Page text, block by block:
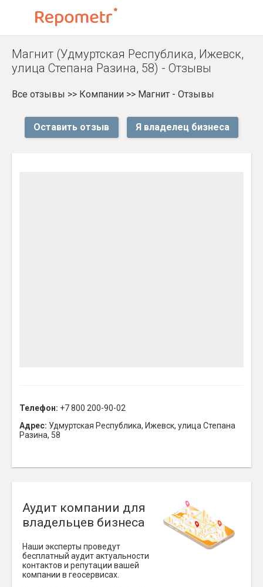
Магнит (Удмуртская Республика, Ижевск,
улица Степана Разина, 58) - Отзывы
Все отзывы >> Компании >> Магнит - Отзывы
Оставить отзыв Я владелец бизнеса
Телефон: +7 800 200-90-02
Адрес: Удмуртская Республика, Ижевск, улица Степана
Разина, 58
Аудит компании для
владельцев бизнеса
Наши эксперты проведут
бесплатный аудит актуальности
контактов и репутации вашей
компании в геосервисах.